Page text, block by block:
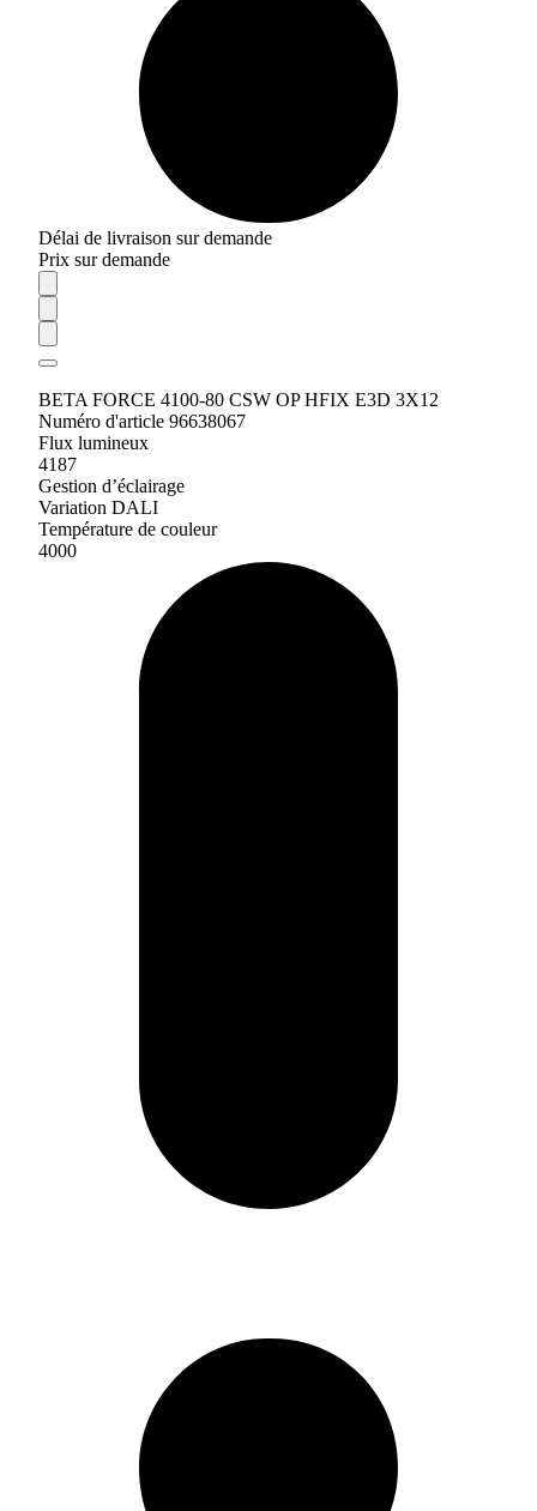
Délai de livraison sur demande
Prix sur demande
BETA FORCE 4100-80 CSW OP HFIX E3D 3X12
Numéro d'article 96638067
Flux lumineux
4187
Gestion d’éclairage
Variation DALI
Température de couleur
4000